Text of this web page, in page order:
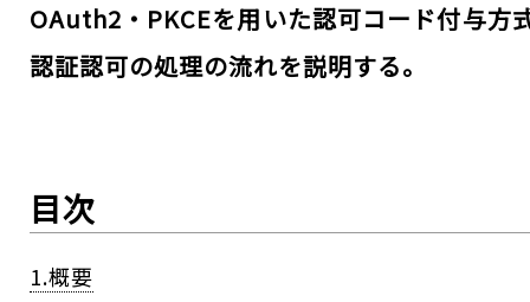
OAuth2・PKCEを用いた認可コード付与方
認証認可の処理の流れを説明する。
目次
1.概要